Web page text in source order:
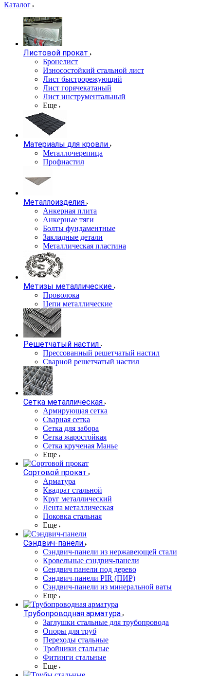
Каталог
Листовой прокат
Бронелист
Износостойкий стальной лист
Лист быстрорежующий
Лист горячекатаный
Лист инструментальный
Еще
Материалы для кровли
Металлочерепица
Профнастил
Металлоизделия
Анкерная плита
Анкерные тяги
Болты фундаментные
Закладные детали
Металлическая пластина
Метизы металлические
Проволока
Цепи металлические
Решетчатый настил
Прессованный решетчатый настил
Сварной решетчатый настил
Сетка металлическая
Армирующая сетка
Сварная сетка
Сетка для забора
Сетка жаростойкая
Сетка крученая Манье
Еще
Сортовой прокат
Арматура
Квадрат стальной
Круг металлический
Лента металлическая
Поковка стальная
Еще
Сэндвич-панели
Cэндвич-панели из нержавеющей стали
Кровельные сэндвич-панели
Сендвич панели под дерево
Сэндвич-панели PIR (ПИР)
Сэндвич-панели из минеральной ваты
Еще
Трубопроводная арматура
Заглушки стальные для трубопровода
Опоры для труб
Переходы стальные
Тройники стальные
Фитинги стальные
Еще